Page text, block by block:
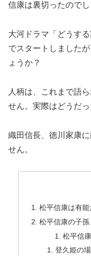
信康は裏切ったのでし
大河ドラマ「どうす
でスタートしました
ょうか？
人柄は、これまで語
せん。実際はどうだ
織田信長、徳川家康
せん。
松平信康は有能
松平信康の子孫
松平信
登久姫の